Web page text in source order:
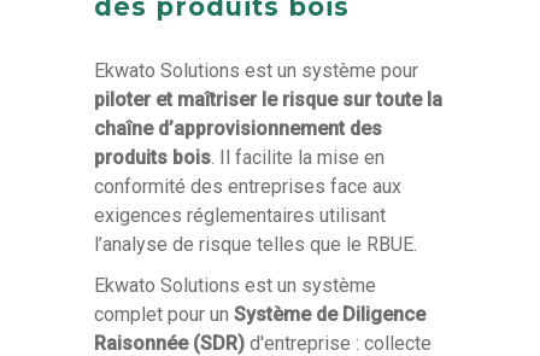
des produits bois
Ekwato Solutions est un système pour
piloter et maîtriser le risque sur toute la
chaîne d’approvisionnement des
produits bois. Il facilite la mise en
conformité des entreprises face aux
exigences réglementaires utilisant
l’analyse de risque telles que le RBUE.
Ekwato Solutions est un système
complet pour un Système de Diligence
Raisonnée (SDR)d'entreprise : collecte